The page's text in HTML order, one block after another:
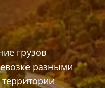
грузов
разными